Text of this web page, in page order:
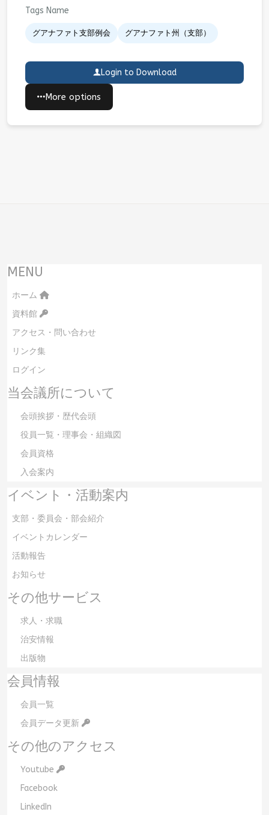
Tags Name
グアナファト支部例会 グアナファト州（支部）
Login to Download
More options
MENU
ホーム
資料館
アクセス・問い合わせ
リンク集
ログイン
当会議所について
会頭挨拶・歴代会頭
役員一覧・理事会・組織図
会員資格
入会案内
イベント・活動案内
支部・委員会・部会紹介
イベントカレンダー
活動報告
お知らせ
その他サービス
求人・求職
治安情報
出版物
会員情報
会員一覧
会員データ更新
その他のアクセス
Youtube
Facebook
LinkedIn